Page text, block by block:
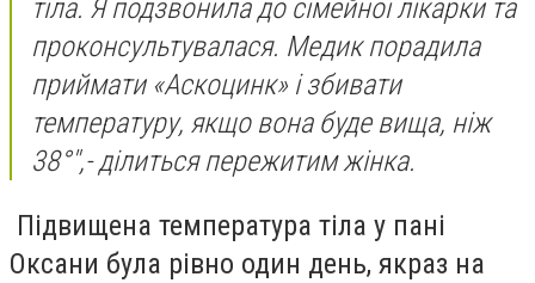
тіла. Я подзвонила до сімейної лікарки та
проконсультувалася. Медик порадила
приймати «Аскоцинк» і збивати
температуру, якщо вона буде вища, ніж
38°",- ділиться пережитим жінка.
Підвищена температура тіла у пані
Оксани була рівно один день, якраз на